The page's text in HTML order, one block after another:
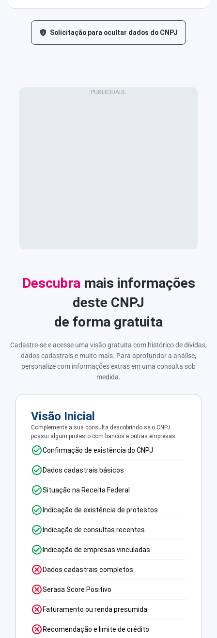
Solicitação para ocultar dados do CNPJ
Descubra mais informações
deste CNPJ
de forma gratuita
Cadastre-se e acesse uma visão gratuita com histórico de dívidas,
dados cadastrais e muito mais. Para aprofundar a análise,
personalize com informações extras em uma consulta sob
medida.
Visão Inicial
Complemente a sua consulta descobrindo se o CNPJ
possui algum protesto com bancos e outras empresas.
Confirmação de existência do CNPJ
Dados cadastrais básicos
Situação na Receita Federal
Indicação de existência de protestos
Indicação de consultas recentes
Indicação de empresas vinculadas
Dados cadastrais completos
Serasa Score Positivo
Faturamento ou renda presumida
Recomendação e limite de crédito